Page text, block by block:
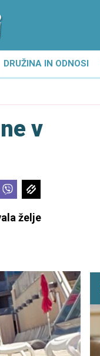
DRUŽINA IN ODNOSI
v
želje